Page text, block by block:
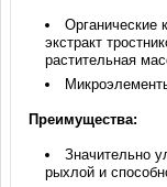
Органические
экстракт
растительная
Преимущества:
Значительно
рыхлой и